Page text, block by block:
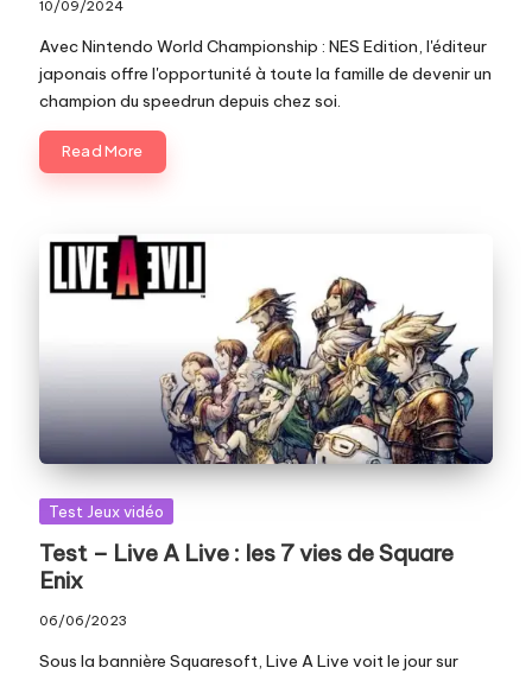
10/09/2024
Avec Nintendo World Championship : NES Edition, l'éditeur
japonais offre l'opportunité à toute la famille de devenir un
champion du speedrun depuis chez soi.
Read More
Posted
Test Jeux vidéo
Test – Live A Live : les 7 vies de Square
Enix
06/06/2023
Sous la bannière Squaresoft, Live A Live voit le jour sur